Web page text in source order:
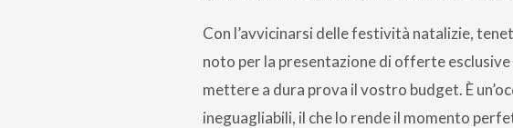
Con l’avvicinarsi delle festività natalizie,
noto per la presentazione di offerte
mettere a dura prova il vostro budget. È
ineguagliabili, il che lo rende il momento